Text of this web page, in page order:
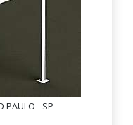
PAULO - SP